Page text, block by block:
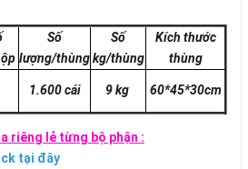
Số
lượng/thùng
Số
kg/thùng
Kích thước
thùng
1.600 cái 9 kg 60*45*30cm
riêng lẻ từng bộ phận :
tại đây